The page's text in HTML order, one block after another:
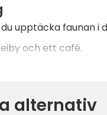
upptäcka faunan
och ett café.
alternativ